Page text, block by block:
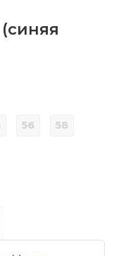
56 58